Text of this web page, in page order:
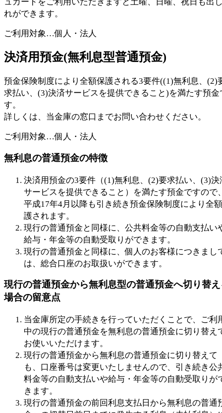
れができます。
ご利用対象…個人・法人
決済用預金(無利息型普通預金)
預金保険制度により全額保護される3要件((1)無利息、(2)
求払い、(3)決済サービスを提供できること)を満たす預金
す。
詳しくは、当金庫の窓口までお問い合わせください。
ご利用対象…個人・法人
無利息の普通預金の特徴
決済用預金の3要件（(1)無利息、(2)要求払い、(3)決
サービスを提供できること）を満たす預金ですので
平成17年4月以降も引き続き預金保険制度により全
護されます。
現行の普通預金と同様に、公共料金等の自動支払い
給与・年金等の自動受取りができます。
現行の普通預金と同様に、個人のお客様につきまし
は、総合口座のお取扱いができます。
現行の普通預金から無利息型の普通預金へ切り替
場合の留意点
当金庫所定の手続きを行っていただくことで、ご利
中の現行の普通預金を無利息の普通預金に切り替え
お使いいただけます。
現行の普通預金から無利息の普通預金に切り替えて
も、口座番号は変更いたしませんので、引き続き公
料金等の自動支払いや給与・年金等の自動受取りが
きます。
現行の普通預金の前回利息支払日から無利息の普通